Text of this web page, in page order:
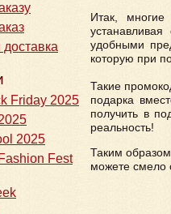
Friday 2025
2025
Fest
Итак,
удобными
которую при
Такие
подарка
получить в
реальность!
Таким
можете смело